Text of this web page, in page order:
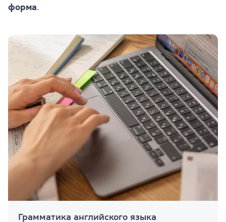
форма
Грамматика английского языка